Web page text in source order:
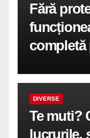
Fără
DIVERSE
Te muti?
lucrurile,